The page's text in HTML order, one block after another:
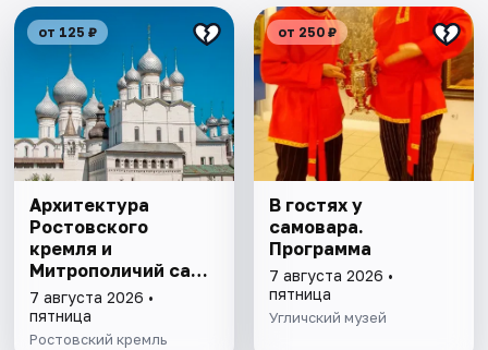
от 125 ₽
Архитектура
Ростовского
кремля и
Митрополичий сад,
выставка
"Митрополичье
варенье"
7 августа 2026 •
пятница
Ростовский кремль
от 250 ₽
В гостях у
самовара.
Программа
7 августа 2026 •
пятница
Угличский музей